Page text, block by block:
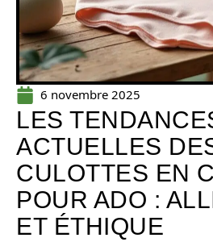
6 novembre 2025
LES
ACTUELLES
CULOTTES EN
POUR ADO :
ET ÉTHIQUE